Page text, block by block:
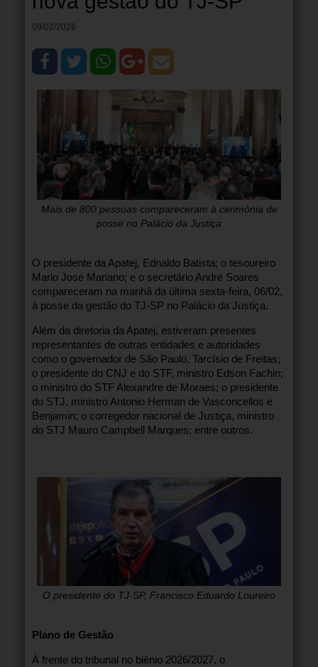
09/02/2026
Mais de 800 pessoas compareceram à cerimônia de
posse no Palácio da Justiça
O presidente da Apatej, Ednaldo Batista; o tesoureiro
Mario José Mariano; e o secretário André Soares
compareceram na manhã da última sexta-feira, 06/02,
à posse da gestão do TJ-SP no Palácio da Justiça.
Além da diretoria da Apatej, estiveram presentes
representantes de outras entidades e autoridades
como o governador de São Paulo, Tarcísio de Freitas;
o presidente do CNJ e do STF, ministro Edson Fachin;
o ministro do STF Alexandre de Moraes; o presidente
do STJ, ministro Antonio Herman de Vasconcellos e
Benjamin; o corregedor nacional de Justiça, ministro
do STJ Mauro Campbell Marques; entre outros.
O presidente do TJ-SP, Francisco Eduardo Loureiro
Plano de Gestão
À frente do tribunal no biênio 2026/2027, o